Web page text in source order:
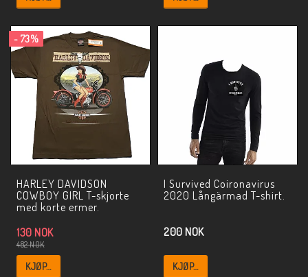
- 73%
HARLEY DAVIDSON
COWBOY GIRL T-skjorte
med korte ermer.
482 NOK
130 NOK
KJØP…
I Survived Coironavirus
2020 Långärmad T-shirt.
200 NOK
KJØP…